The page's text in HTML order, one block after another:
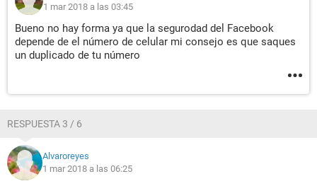
1 mar 2018 a las 03:45
Bueno no hay forma ya que la segurodad del Facebook
depende de el número de celular mi consejo es que saques
un duplicado de tu número
RESPUESTA 3 / 6
Alvaroreyes
1 mar 2018 a las 06:25